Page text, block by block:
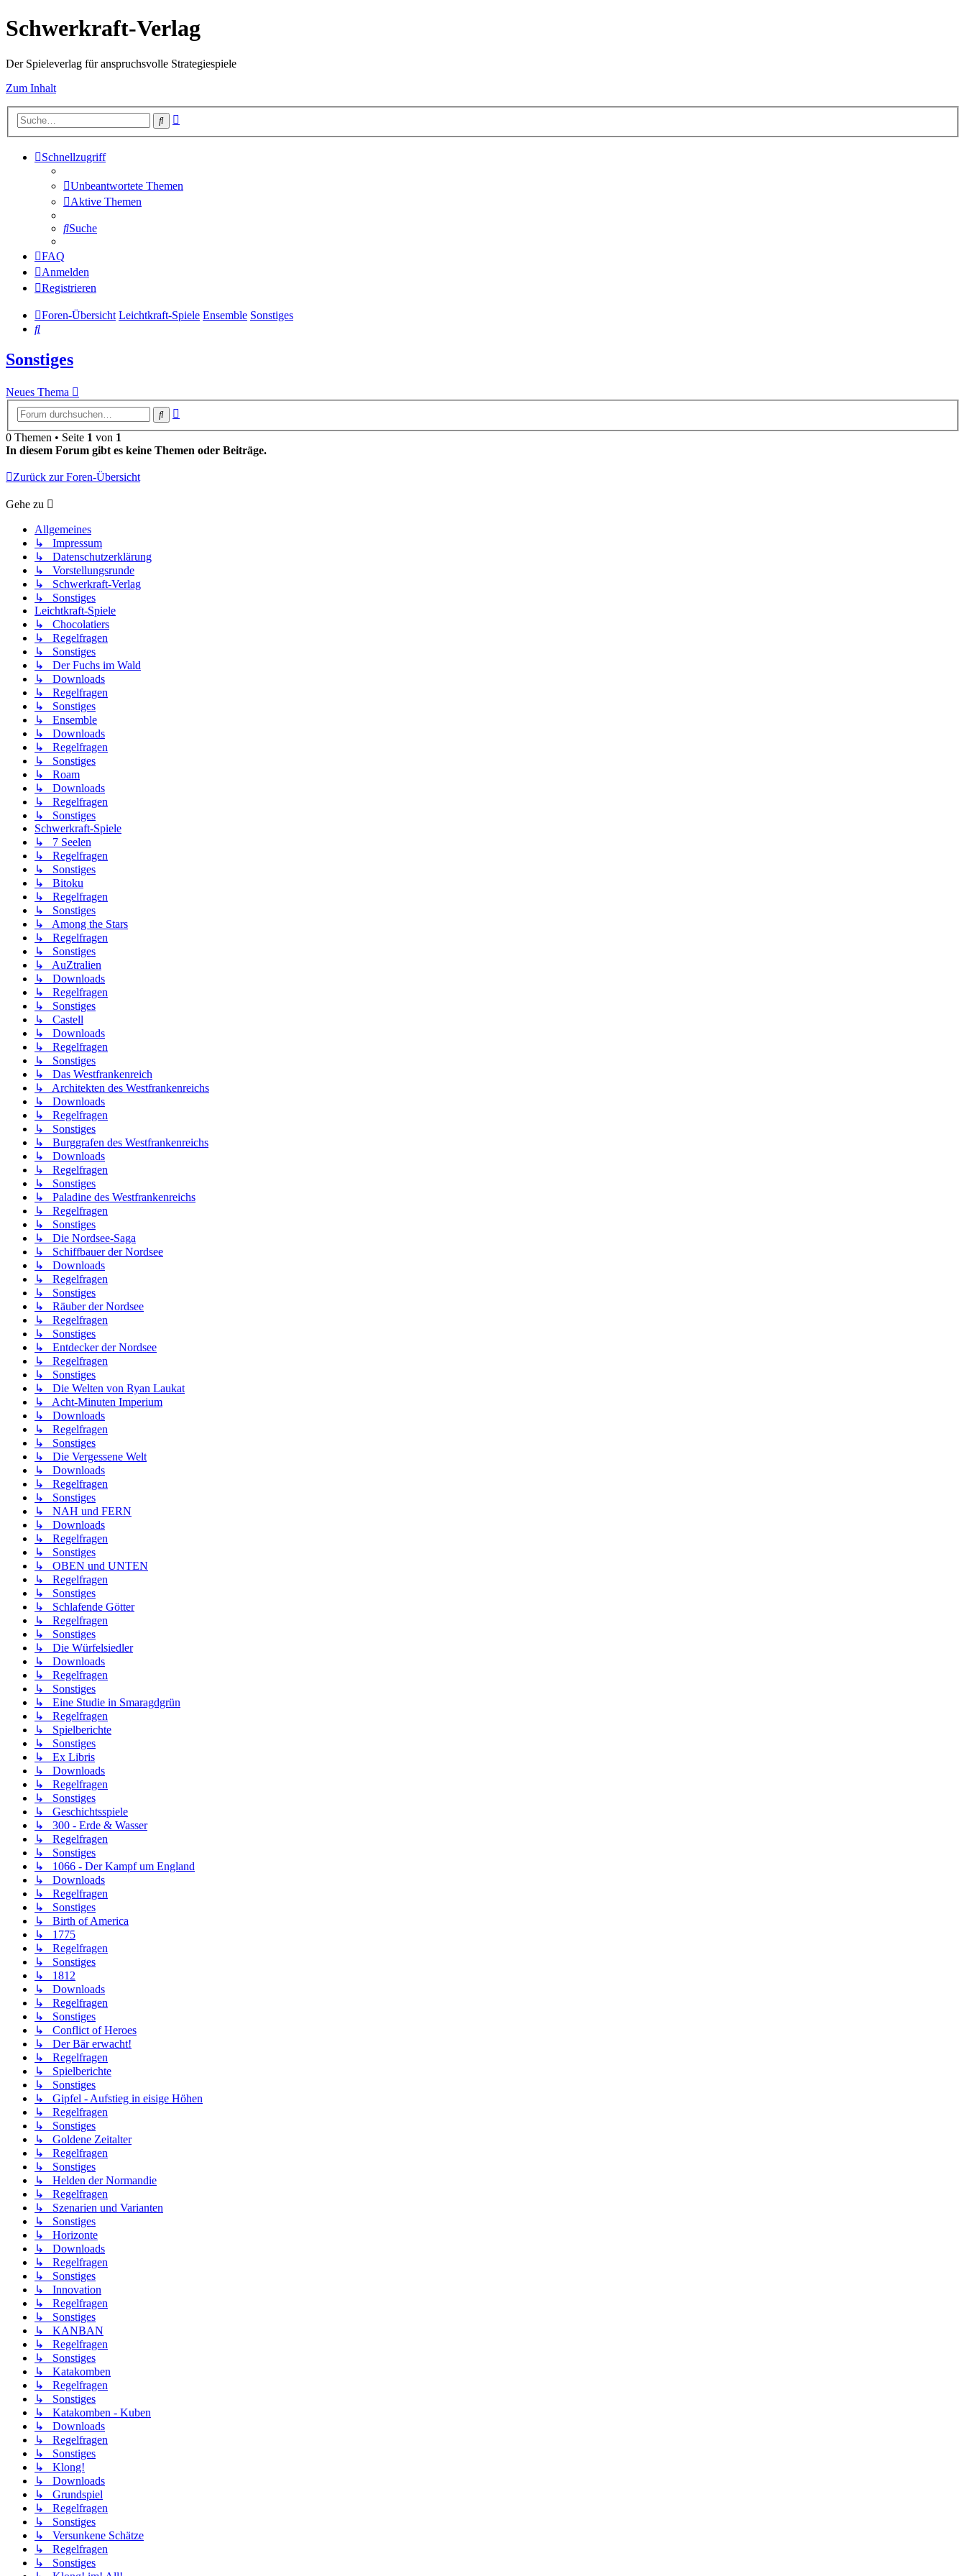
Schwerkraft-Verlag
Der Spieleverlag für anspruchsvolle Strategiespiele
Zum Inhalt
Suche
Schnellzugriff
Unbeantwortete Themen
Aktive Themen
Suche
FAQ
Anmelden
Registrieren
Foren-Übersicht Leichtkraft-Spiele Ensemble Sonstiges
Suche
Sonstiges
Neues Thema
Suche
0 Themen • Seite 1 von 1
In diesem Forum gibt es keine Themen oder Beiträge.
Zurück zur Foren-Übersicht
Gehe zu
Allgemeines
↳ Impressum
↳ Datenschutzerklärung
↳ Vorstellungsrunde
↳ Schwerkraft-Verlag
↳ Sonstiges
Leichtkraft-Spiele
↳ Chocolatiers
↳ Regelfragen
↳ Sonstiges
↳ Der Fuchs im Wald
↳ Downloads
↳ Regelfragen
↳ Sonstiges
↳ Ensemble
↳ Downloads
↳ Regelfragen
↳ Sonstiges
↳ Roam
↳ Downloads
↳ Regelfragen
↳ Sonstiges
Schwerkraft-Spiele
↳ 7 Seelen
↳ Regelfragen
↳ Sonstiges
↳ Bitoku
↳ Regelfragen
↳ Sonstiges
↳ Among the Stars
↳ Regelfragen
↳ Sonstiges
↳ AuZtralien
↳ Downloads
↳ Regelfragen
↳ Sonstiges
↳ Castell
↳ Downloads
↳ Regelfragen
↳ Sonstiges
↳ Das Westfrankenreich
↳ Architekten des Westfrankenreichs
↳ Downloads
↳ Regelfragen
↳ Sonstiges
↳ Burggrafen des Westfrankenreichs
↳ Downloads
↳ Regelfragen
↳ Sonstiges
↳ Paladine des Westfrankenreichs
↳ Regelfragen
↳ Sonstiges
↳ Die Nordsee-Saga
↳ Schiffbauer der Nordsee
↳ Downloads
↳ Regelfragen
↳ Sonstiges
↳ Räuber der Nordsee
↳ Regelfragen
↳ Sonstiges
↳ Entdecker der Nordsee
↳ Regelfragen
↳ Sonstiges
↳ Die Welten von Ryan Laukat
↳ Acht-Minuten Imperium
↳ Downloads
↳ Regelfragen
↳ Sonstiges
↳ Die Vergessene Welt
↳ Downloads
↳ Regelfragen
↳ Sonstiges
↳ NAH und FERN
↳ Downloads
↳ Regelfragen
↳ Sonstiges
↳ OBEN und UNTEN
↳ Regelfragen
↳ Sonstiges
↳ Schlafende Götter
↳ Regelfragen
↳ Sonstiges
↳ Die Würfelsiedler
↳ Downloads
↳ Regelfragen
↳ Sonstiges
↳ Eine Studie in Smaragdgrün
↳ Regelfragen
↳ Spielberichte
↳ Sonstiges
↳ Ex Libris
↳ Downloads
↳ Regelfragen
↳ Sonstiges
↳ Geschichtsspiele
↳ 300 - Erde & Wasser
↳ Regelfragen
↳ Sonstiges
↳ 1066 - Der Kampf um England
↳ Downloads
↳ Regelfragen
↳ Sonstiges
↳ Birth of America
↳ 1775
↳ Regelfragen
↳ Sonstiges
↳ 1812
↳ Downloads
↳ Regelfragen
↳ Sonstiges
↳ Conflict of Heroes
↳ Der Bär erwacht!
↳ Regelfragen
↳ Spielberichte
↳ Sonstiges
↳ Gipfel - Aufstieg in eisige Höhen
↳ Regelfragen
↳ Sonstiges
↳ Goldene Zeitalter
↳ Regelfragen
↳ Sonstiges
↳ Helden der Normandie
↳ Regelfragen
↳ Szenarien und Varianten
↳ Sonstiges
↳ Horizonte
↳ Downloads
↳ Regelfragen
↳ Sonstiges
↳ Innovation
↳ Regelfragen
↳ Sonstiges
↳ KANBAN
↳ Regelfragen
↳ Sonstiges
↳ Katakomben
↳ Regelfragen
↳ Sonstiges
↳ Katakomben - Kuben
↳ Downloads
↳ Regelfragen
↳ Sonstiges
↳ Klong!
↳ Downloads
↳ Grundspiel
↳ Regelfragen
↳ Sonstiges
↳ Versunkene Schätze
↳ Regelfragen
↳ Sonstiges